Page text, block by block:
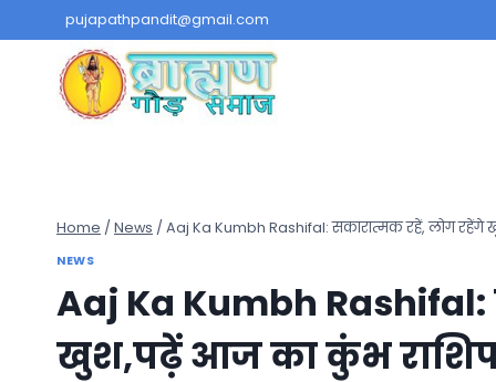
to
content
pujapathpandit@gmail.com
Home / News / Aaj Ka Kumbh Rashifal: सकारात्मक रहें, लोग
NEWS
Aaj Ka Kumbh
खुश,पढ़ें आज का कुंभ